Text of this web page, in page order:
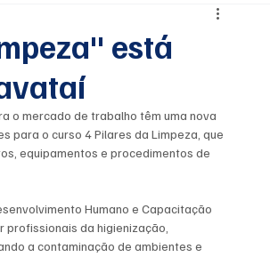
Entretenimento
Moda e Beleza
está
o mercado de trabalho têm uma nova
para o curso 4 Pilares da Limpeza, que
equipamentos e procedimentos de
Humano e Capacitação
profissionais da higienização,
a contaminação de ambientes e